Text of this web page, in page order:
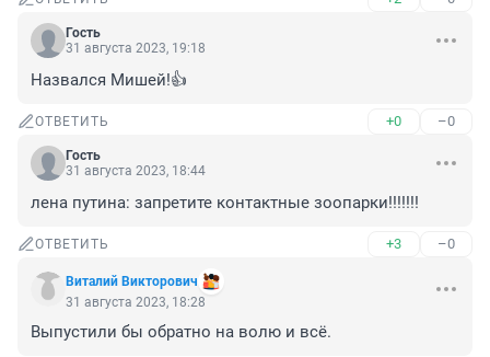
Гость
31 августа 2023, 19:18
Назвался Мишей!👍
ОТВЕТИТЬ +0 –0
Гость
31 августа 2023, 18:44
лена путина: запретите контактные зоопарки!!!!!!!
ОТВЕТИТЬ +3 –0
Виталий Викторович
31 августа 2023, 18:28
Выпустили бы обратно на волю и всё.